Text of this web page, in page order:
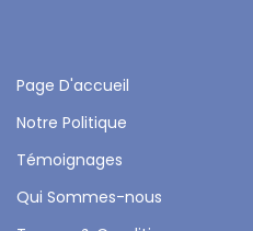
Page D'accueil
Notre Politique
Témoignages
Qui Sommes-nous